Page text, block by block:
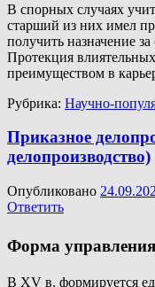
В спорных случаях
старший из них имел
получить назначение
Протекция
преимуществом в
Рубрика: Научно-
Приказное
делопроизводство)
Опубликовано
Ответить
Форма управления
В XV в. формируется